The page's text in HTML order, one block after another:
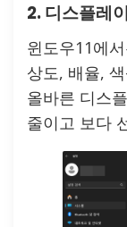
2. 디스플레
윈도우11에
상도, 배율,
올바른 디스
줄이고 보다